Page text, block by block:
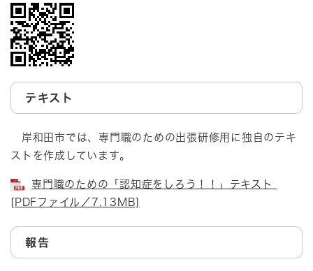
テキスト
岸和田市では、専門職のための出張研修用に独自のテキ
ストを作成しています。
専門職のための「認知症をしろう！！」テキスト
[PDFファイル／7.13MB]
報告